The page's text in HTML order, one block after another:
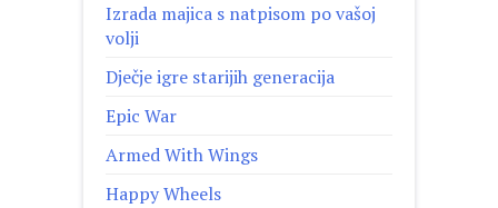
Izrada majica s natpisom po vašoj
volji
Dječje igre starijih generacija
Epic War
Armed With Wings
Happy Wheels